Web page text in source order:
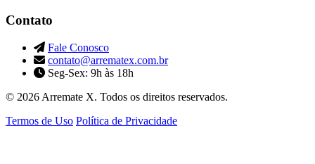
Contato
Fale Conosco
contato@arrematex.com.br
Seg-Sex: 9h às 18h
© 2026 Arremate X. Todos os direitos reservados.
Termos de Uso Política de Privacidade